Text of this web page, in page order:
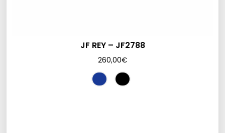
JF REY – JF2788
260,00€